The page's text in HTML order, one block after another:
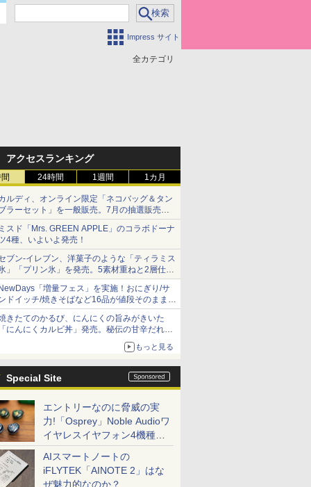
Impress サイト
全カテゴリ
アクセスランキング
24時間 1週間 1カ月
ルディ、オンライン限定「ネコバッグ＆タン
ラーセット」を一般販売。7月の抽選販売の
選無効分
スド「Mrs. GREEN APPLE」のコラボドーナ
4種、いよいよ発売！
ブン-イレブン、洋菓子のような「ティラミス
」「プリン氷」を発売。5素材重ねと2層仕立
の濃厚な味わい
「増量フェス」を実施！おにぎり/サ
ドイッチ/焼きそばなど16品が値段そのままで
リュームアップ
きたてのかるび、にんにくの旨みがきいた
にんにくカルビ丼」発売。秘伝の甘辛だれを
もっと見る
Special Site
エントリーなのに脅威の実
力!「Osprey」Noble Audioワ
イヤレスイヤフォン4機種を
一気に聴く
AIスマートノートの
iFLYTEK「AINOTE 2」はな
ぜ魅力的なのか？